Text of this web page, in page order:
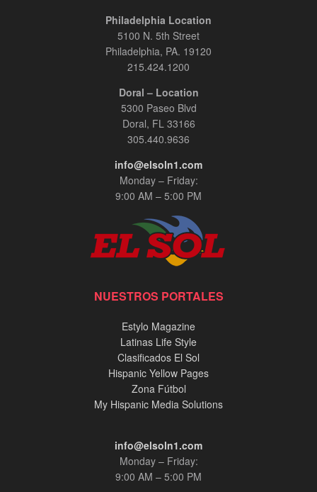
Philadelphia Location
5100 N. 5th Street
Philadelphia, PA. 19120
215.424.1200
Doral – Location
5300 Paseo Blvd
Doral, FL 33166
305.440.9636
info@elsoln1.com
Monday – Friday:
9:00 AM – 5:00 PM
NUESTROS PORTALES
Estylo Magazine
Latinas Life Style
Clasificados El Sol
Hispanic Yellow Pages
Zona Fútbol
My Hispanic Media Solutions
info@elsoln1.com
Monday – Friday:
9:00 AM – 5:00 PM